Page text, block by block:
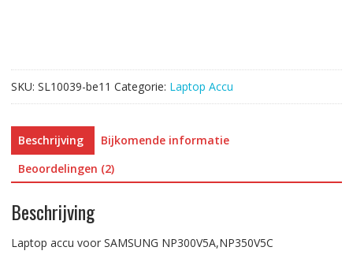
SKU: SL10039-be11 Categorie: Laptop Accu
Beschrijving
Bijkomende informatie
Beoordelingen (2)
Beschrijving
Laptop accu voor SAMSUNG NP300V5A,NP350V5C